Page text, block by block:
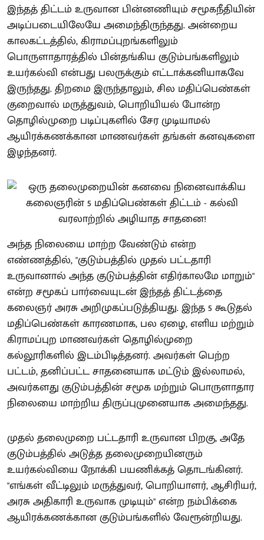
இந்தத் திட்டம் உருவான பின்னணியும் சமூகநீதியின்
அடிப்படையிலேயே அமைந்திருந்தது. அன்றைய
காலகட்டத்தில், கிராமப்புறங்களிலும்
பொருளாதாரத்தில் பின்தங்கிய குடும்பங்களிலும்
உயர்கல்வி என்பது பலருக்கும் எட்டாக்கனியாகவே
இருந்தது. திறமை இருந்தாலும், சில மதிப்பெண்கள்
குறைவால் மருத்துவம், பொறியியல் போன்ற
தொழில்முறை படிப்புகளில் சேர முடியாமல்
ஆயிரக்கணக்கான மாணவர்கள் தங்கள் கனவுகளை
இழந்தனர்.
அந்த நிலையை மாற்ற வேண்டும் என்ற
எண்ணத்தில், "குடும்பத்தில் முதல் பட்டதாரி
உருவானால் அந்த குடும்பத்தின் எதிர்காலமே மாறும்"
என்ற சமூகப் பார்வையுடன் இந்தத் திட்டத்தை
கலைஞர் அரசு அறிமுகப்படுத்தியது. இந்த 5 கூடுதல்
மதிப்பெண்கள் காரணமாக, பல ஏழை, எளிய மற்றும்
கிராமப்புற மாணவர்கள் தொழில்முறை
கல்லூரிகளில் இடம்பிடித்தனர். அவர்கள் பெற்ற
பட்டம், தனிப்பட்ட சாதனையாக மட்டும் இல்லாமல்,
அவர்களது குடும்பத்தின் சமூக மற்றும் பொருளாதார
நிலையை மாற்றிய திருப்புமுனையாக அமைந்தது.
முதல் தலைமுறை பட்டதாரி உருவான பிறகு, அதே
குடும்பத்தில் அடுத்த தலைமுறையினரும்
உயர்கல்வியை நோக்கி பயணிக்கத் தொடங்கினர்.
"எங்கள் வீட்டிலும் மருத்துவர், பொறியாளர், ஆசிரியர்,
அரசு அதிகாரி உருவாக முடியும்" என்ற நம்பிக்கை
ஆயிரக்கணக்கான குடும்பங்களில் வேரூன்றியது.